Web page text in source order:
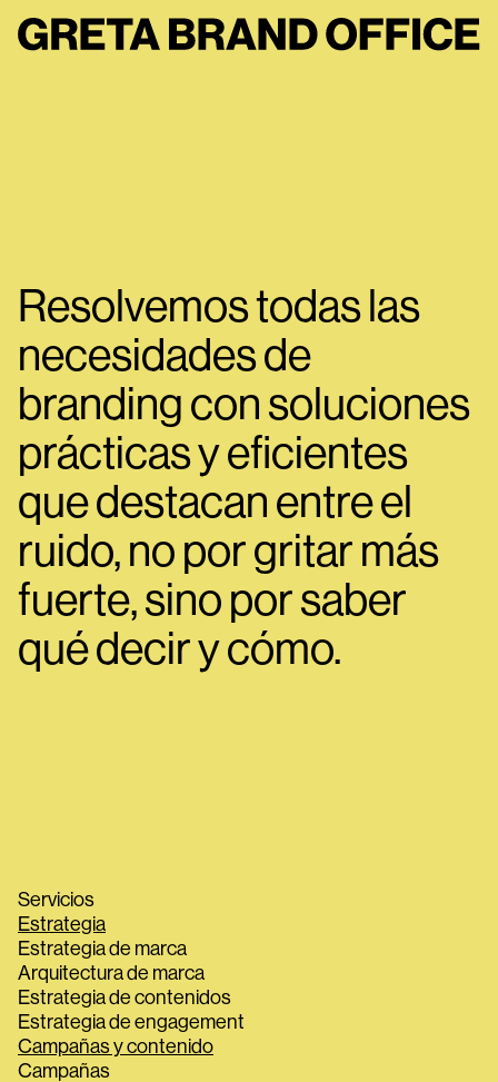
Resolvemos todas las
necesidades de
branding con soluciones
prácticas y eficientes
que destacan entre el
ruido, no por gritar más
fuerte, sino por saber
qué decir y cómo.
Servicios
Estrategia
Estrategia de marca
Arquitectura de marca
Estrategia de contenidos
Estrategia de engagement
Campañas y contenido
Campañas